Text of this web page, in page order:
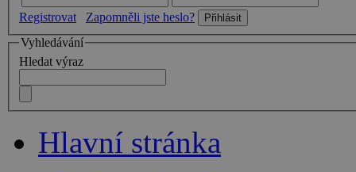
Registrovat
Zapomněli jste heslo?
Vyhledávání
Hledat výraz
Hlavní stránka